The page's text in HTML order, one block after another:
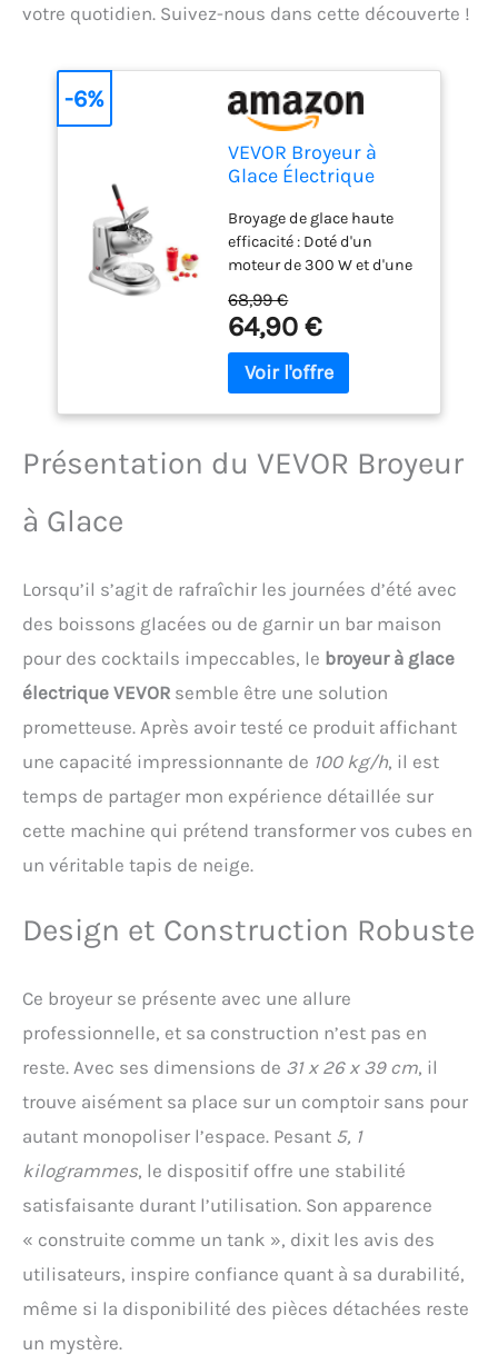
votre quotidien. Suivez-nous dans cette découverte !
VEVOR Broyeur à
Glace Électrique
kg/h, Machine à
Glace Pilée à 4
Lames, en Acier
Inoxydable, avec Bol
et Couvercle, 2000
TR/Min, pour Bars,
Restaurants,
Supermarchés,
Argenté
Broyage de glace haute
efficacité : Doté d'un
moteur de 300 W et d'une
000 tr/min, ce broyeur à
glace utilise 4 lames en
acier inoxydable de qualité
supérieure, atteignant une
rapidement les glaçons en
neige fine, répondant à
est doté d'un barillet plus
grand, compatible avec
divers contenants, et d'un
grand bac à glaçons pour
une collecte facile. Conçu
observation aisées, il évite
de se baisser Broyage
facile : La machine à cônes
de neige fonctionne d'une
simple pression sur une
la glace, d'appuyer sur
pousser la poignée
ergonomique pour
simple, efficace et la
utiliser Distribution de
glace pilée anti-
machine à glace pilée est
dotée d'un bac à glaçons
déflecteur, d'une sortie de
glace et d'un couvercle,
pour une distribution
fluide. Elle réduit
considérablement les
évite les copeaux de glace
68,99 €
64,90 €
-6%
Présentation du VEVOR Broyeur
à Glace
Lorsqu’il s’agit de rafraîchir les journées d’été avec
des boissons glacées ou de garnir un bar maison
pour des cocktails impeccables, le broyeur à glace
électrique VEVOR semble être une solution
prometteuse. Après avoir testé ce produit affichant
une capacité impressionnante de 100 kg/h, il est
temps de partager mon expérience détaillée sur
cette machine qui prétend transformer vos cubes en
un véritable tapis de neige.
Design et Construction Robuste
Ce broyeur se présente avec une allure
professionnelle, et sa construction n’est pas en
reste. Avec ses dimensions de 31 x 26 x 39 cm, il
trouve aisément sa place sur un comptoir sans pour
autant monopoliser l’espace. Pesant 5, 1
kilogrammes, le dispositif offre une stabilité
satisfaisante durant l’utilisation. Son apparence
« construite comme un tank », dixit les avis des
utilisateurs, inspire confiance quant à sa durabilité,
même si la disponibilité des pièces détachées reste
un mystère.